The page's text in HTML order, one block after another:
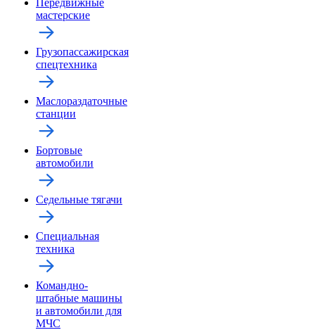
Передвижные
мастерские
Грузопассажирская
спецтехника
Маслораздаточные
станции
Бортовые
автомобили
Седельные тягачи
Специальная
техника
Командно-
штабные машины
и автомобили для
МЧС